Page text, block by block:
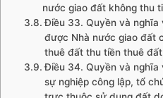
nước giao đất không thu
Điều 33. Quyền và
được Nhà nước giao đất
thuê đất thu tiền thuê
Điều 34. Quyền và
sự nghiệp công lập, tổ